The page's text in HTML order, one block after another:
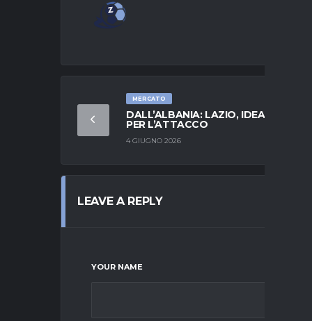
MERCATO
DALL’ALBANIA: LAZIO, IDEA BROJA
PER L’ATTACCO
4 GIUGNO 2026
LEAVE A REPLY
YOUR NAME